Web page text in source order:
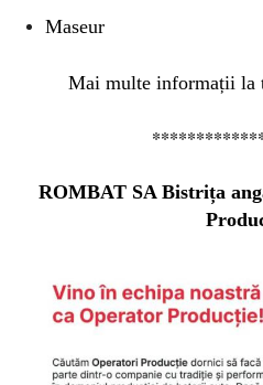
Maseur
Mai multe informații la
ROMBAT SA Bistrița